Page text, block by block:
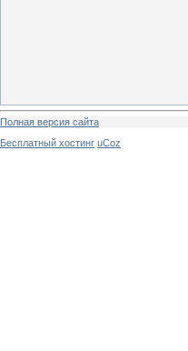
Полная версия сайта
Бесплатный хостинг uCoz